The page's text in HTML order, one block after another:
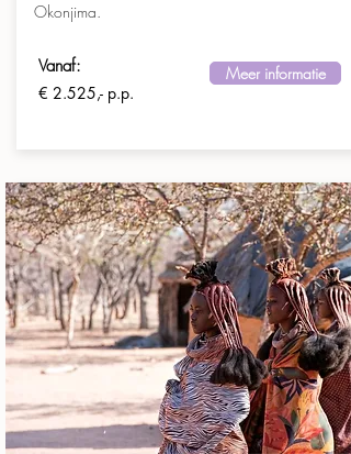
Okonjima.
Vanaf:
€ 2.525,- p.p.
Meer informatie